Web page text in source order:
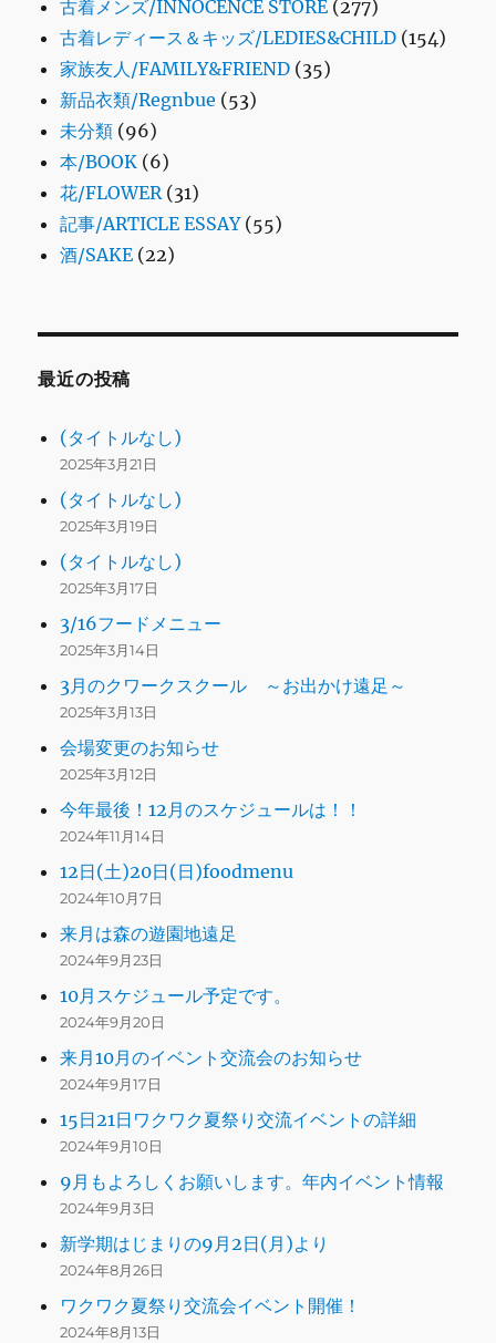
古着メンズ/INNOCENCE STORE (277)
古着レディース＆キッズ/LEDIES&CHILD (154)
家族友人/FAMILY&FRIEND (35)
新品衣類/Regnbue (53)
未分類 (96)
本/BOOK (6)
花/FLOWER(31)
記事/ARTICLE ESSAY(55)
酒/SAKE (22)
最近の投稿
(タイトルなし)
2025年3月21日
(タイトルなし)
2025年3月19日
(タイトルなし)
2025年3月17日
3/16フードメニュー
2025年3月14日
3月のクワークスクール ～お出かけ遠足～
2025年3月13日
会場変更のお知らせ
2025年3月12日
今年最後！12月のスケジュールは！！
2024年11月14日
12日(土)20日(日)foodmenu
2024年10月7日
来月は森の遊園地遠足
2024年9月23日
10月スケジュール予定です。
2024年9月20日
来月10月のイベント交流会のお知らせ
2024年9月17日
15日21日ワクワク夏祭り交流イベントの詳細
2024年9月10日
9月もよろしくお願いします。年内イベント情報
2024年9月3日
新学期はじまりの9月2日(月)より
2024年8月26日
ワクワク夏祭り交流会イベント開催！
2024年8月13日